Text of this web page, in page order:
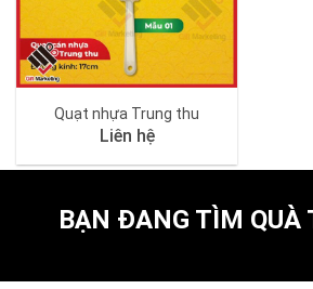
Quạt nhựa Trung thu
Liên hệ
BẠN ĐANG TÌM QUÀ